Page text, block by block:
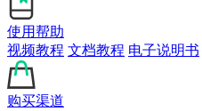
使用帮助
视频教程 文档教程 电子说明书
购买渠道